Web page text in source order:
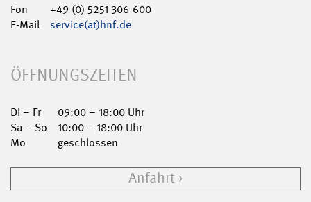
Fon
+49 (0) 5251 306-600
E-Mail
service(at)hnf.de
ÖFFNUNGSZEITEN
Di – Fr
09:00 – 18:00 Uhr
Sa – So
10:00 – 18:00 Uhr
Mo
geschlossen
Anfahrt